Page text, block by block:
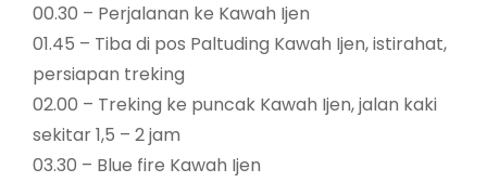
00.30 – Perjalanan ke Kawah Ijen
01.45 – Tiba di pos Paltuding Kawah Ijen, istirahat,
persiapan treking
02.00 – Treking ke puncak Kawah Ijen, jalan kaki
sekitar 1,5 – 2 jam
03.30 – Blue fire Kawah Ijen